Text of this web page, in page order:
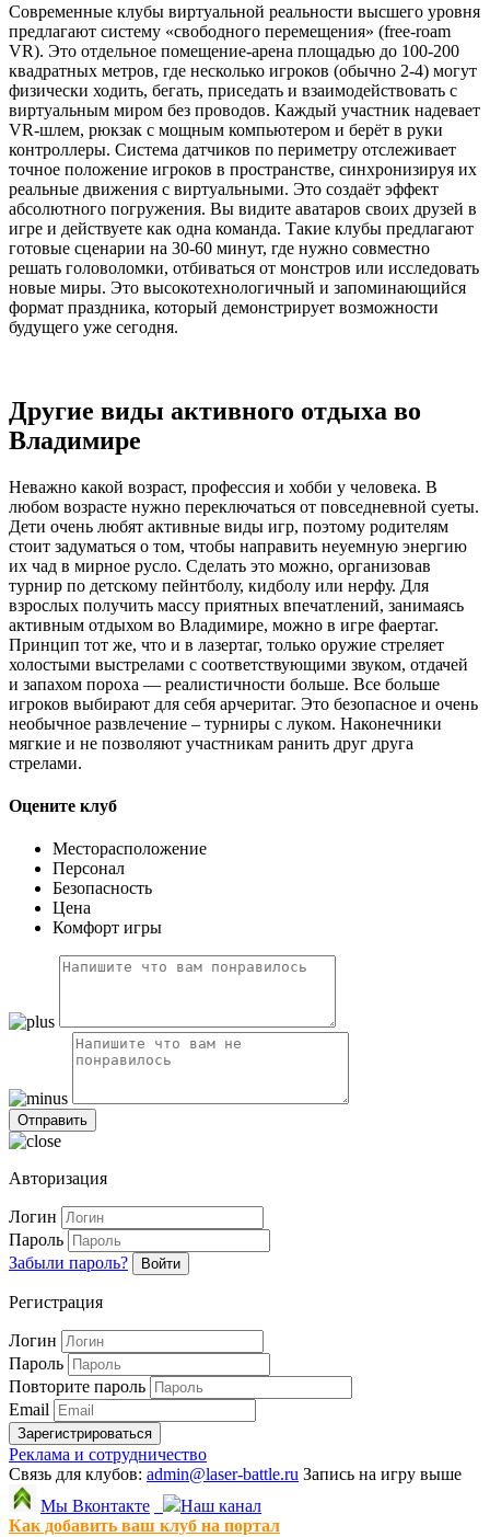
Современные клубы виртуальной реальности высшего уровня
предлагают систему «свободного перемещения» (free-roam
VR). Это отдельное помещение-арена площадью до 100-200
квадратных метров, где несколько игроков (обычно 2-4) могут
физически ходить, бегать, приседать и взаимодействовать с
виртуальным миром без проводов. Каждый участник надевает
VR-шлем, рюкзак с мощным компьютером и берёт в руки
контроллеры. Система датчиков по периметру отслеживает
точное положение игроков в пространстве, синхронизируя их
реальные движения с виртуальными. Это создаёт эффект
абсолютного погружения. Вы видите аватаров своих друзей в
игре и действуете как одна команда. Такие клубы предлагают
готовые сценарии на 30-60 минут, где нужно совместно
решать головоломки, отбиваться от монстров или исследовать
новые миры. Это высокотехнологичный и запоминающийся
формат праздника, который демонстрирует возможности
будущего уже сегодня.
Другие виды активного отдыха во
Владимире
Неважно какой возраст, профессия и хобби у человека. В
любом возрасте нужно переключаться от повседневной суеты.
Дети очень любят активные виды игр, поэтому родителям
стоит задуматься о том, чтобы направить неуемную энергию
их чад в мирное русло. Сделать это можно, организовав
турнир по детскому пейнтболу, кидболу или нерфу. Для
взрослых получить массу приятных впечатлений, занимаясь
активным отдыхом во Владимире, можно в игре фаертаг.
Принцип тот же, что и в лазертаг, только оружие стреляет
холостыми выстрелами с соответствующими звуком, отдачей
и запахом пороха — реалистичности больше. Все больше
игроков выбирают для себя арчеритаг. Это безопасное и очень
необычное развлечение – турниры с луком. Наконечники
мягкие и не позволяют участникам ранить друг друга
стрелами.
Оцените клуб
Месторасположение
Персонал
Безопасность
Цена
Комфорт игры
Авторизация
Логин
Пароль
Забыли пароль?
Войти
Регистрация
Логин
Пароль
Повторите пароль
Email
Зарегистрироваться
Реклама и сотрудничество
Связь для клубов: admin@laser-battle.ru Запись на игру выше
Мы Вконтакте
Наш канал
Как добавить ваш клуб на портал